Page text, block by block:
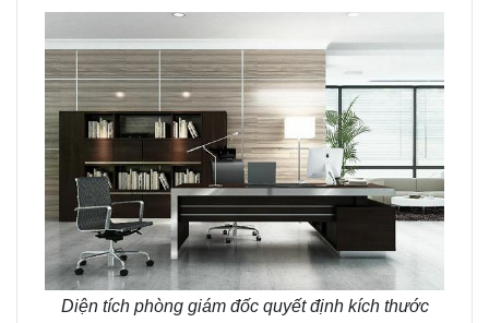
Diện tích phòng giám đốc quyết định kích thước